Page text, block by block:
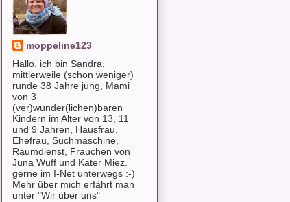
moppeline123
Hallo, ich bin Sandra,
mittlerweile (schon weniger)
runde 38 Jahre jung, Mami
von 3
(ver)wunder(lichen)baren
Kindern im Alter von 13, 11
und 9 Jahren, Hausfrau,
Ehefrau, Suchmaschine,
Räumdienst, Frauchen von
Juna Wuff und Kater Miez.
gerne im I-Net unterwegs :-)
Mehr über mich erfährt man
unter "Wir über uns"